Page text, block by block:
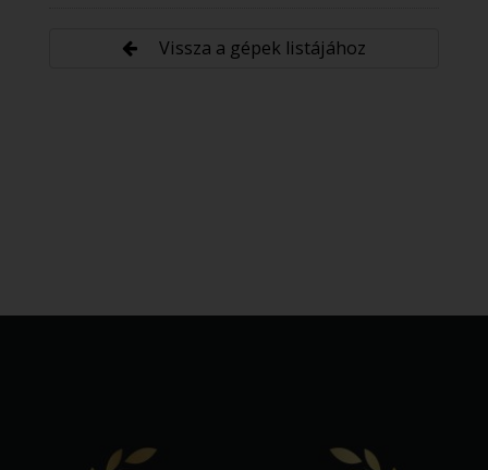
Vissza a gépek listájához